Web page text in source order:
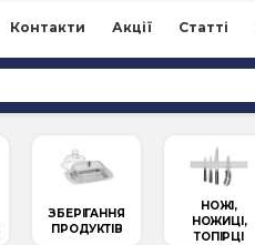
Контакти Акції Статті
ЗБЕРІГАННЯ
ПРОДУКТІВ
НОЖІ,
НОЖИЦІ,
ТОПІРЦІ